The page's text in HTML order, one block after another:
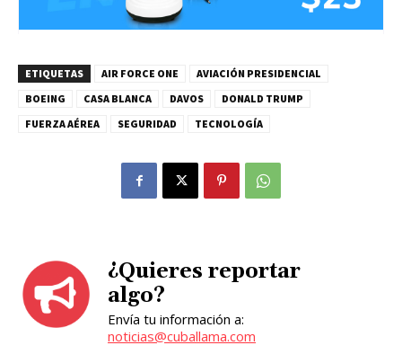
ETIQUETAS AIR FORCE ONE
AVIACIÓN PRESIDENCIAL
BOEING
CASA BLANCA DAVOS
DONALD TRUMP
FUERZA AÉREA
SEGURIDAD TECNOLOGÍA
¿Quieres reportar
algo?
Envía tu información a:
noticias@cuballama.com